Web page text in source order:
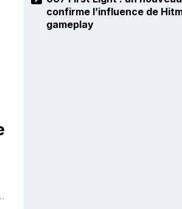
confirme l’influence de
gameplay